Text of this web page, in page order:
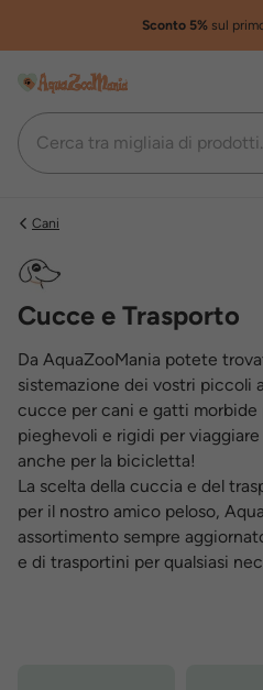
Sconto 5% sul
Cani
Cucce e Trasporto
Da AquaZooMania potete
sistemazione dei vostri piccoli
cucce per cani e gatti morbide
pieghevoli e rigidi per
anche per la bicicletta!
La scelta della cuccia e del
per il nostro amico peloso,
assortimento sempre
e di trasportini per qualsiasi